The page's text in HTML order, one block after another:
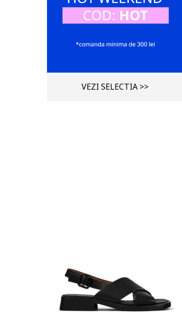
VEZI SELECTIA >>